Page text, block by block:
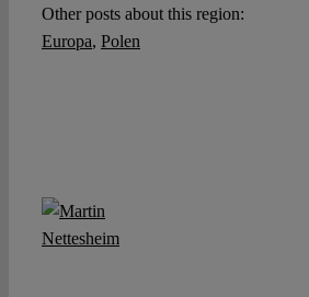
Other posts about this region:
Europa, Polen